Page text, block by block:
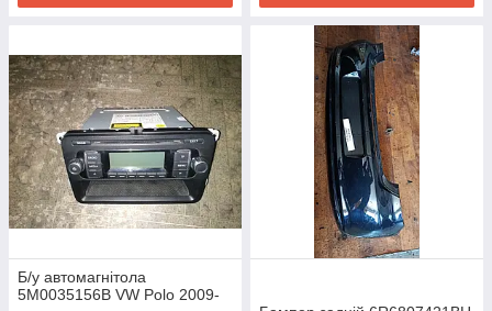
Б/у автомагнітола
5M0035156B VW Polo 2009-